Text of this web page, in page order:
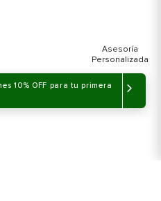
10% OFF para tu primera